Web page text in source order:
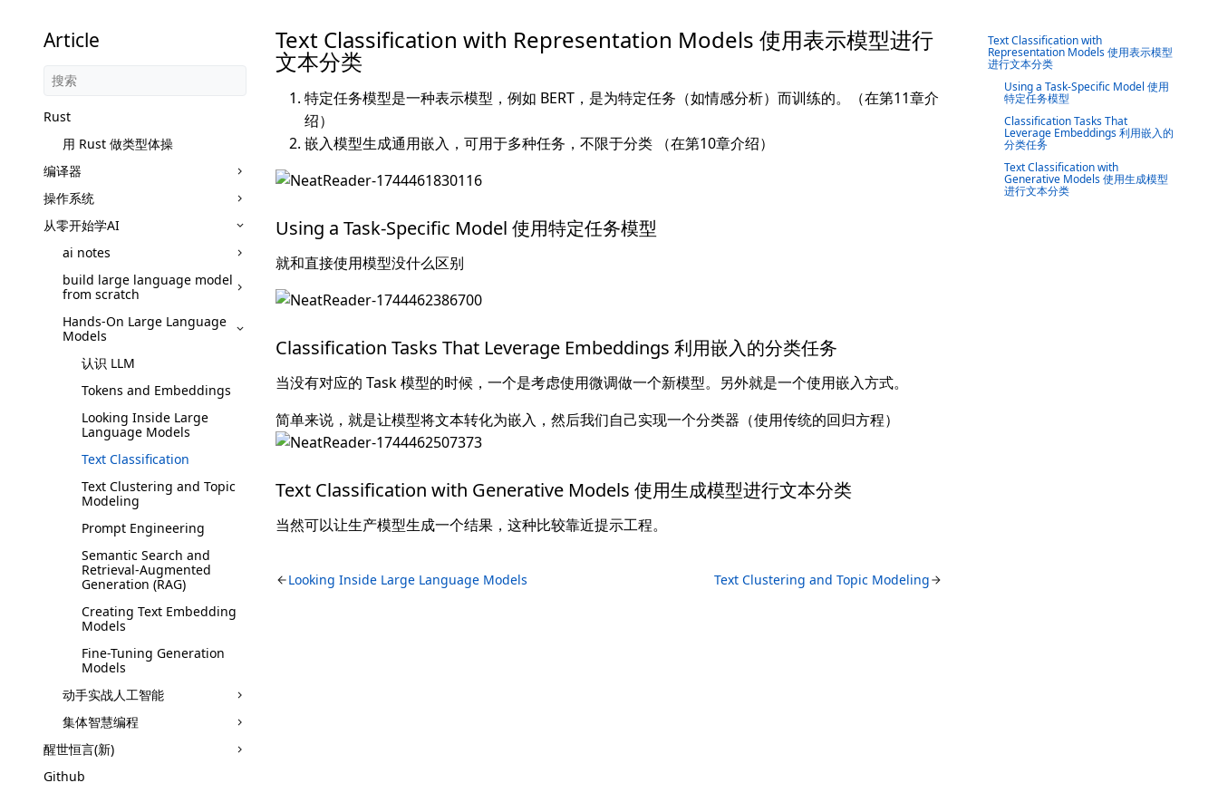
Article
Rust
用 Rust 做类型体操
编译器
操作系统
从零开始学AI
ai notes
build large language model
from scratch
Hands-On Large Language
Models
认识 LLM
Tokens and Embeddings
Looking Inside Large
Language Models
Text Classification
Text Clustering and Topic
Modeling
Prompt Engineering
Semantic Search and
Retrieval-Augmented
Generation (RAG)
Creating Text Embedding
Models
Fine-Tuning Generation
Models
动手实战人工智能
集体智慧编程
醒世恒言(新)
Github
Text Classification with Representation Models 使用表示模型进行
文本分类
特定任务模型是一种表示模型，例如 BERT，是为特定任务（如情感分析）而训练的。（在第11章介
绍）
嵌入模型生成通用嵌入，可用于多种任务，不限于分类 （在第10章介绍）
Using a Task-Specific Model 使用特定任务模型
就和直接使用模型没什么区别
Classification Tasks That Leverage Embeddings 利用嵌入的分类任务
当没有对应的 Task 模型的时候，一个是考虑使用微调做一个新模型。另外就是一个使用嵌入方式。
简单来说，就是让模型将文本转化为嵌入，然后我们自己实现一个分类器（使用传统的回归方程）
Text Classification with Generative Models 使用生成模型进行文本分类
当然可以让生产模型生成一个结果，这种比较靠近提示工程。
Looking Inside Large Language Models Text Clustering and Topic Modeling
Text Classification with
Representation Models 使用表示模型
进行文本分类
Using a Task-Specific Model 使用
特定任务模型
Classification Tasks That
Leverage Embeddings 利用嵌入的
分类任务
Text Classification with
Generative Models 使用生成模型
进行文本分类